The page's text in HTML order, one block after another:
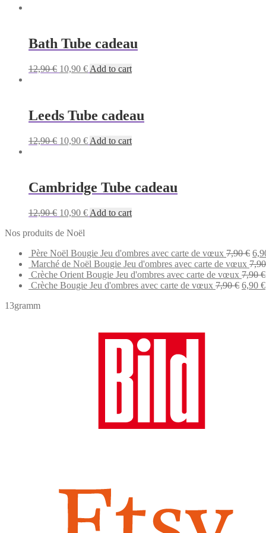
Bath Tube cadeau
12,90€ Original
10,90 €Current
Add to cart
Leeds Tube cadeau
12,90€ Original
10,90 €Current
Add to cart
Cambridge Tube cadeau
12,90€ Original
was:
10,90 €Current
Add to cart
Nos produits de Noël
Père Noël Bougie Jeu d'ombres avec carte de vœux 7,90€
Marché de Noël Bougie Jeu d'ombres avec carte de vœux
Crèche Orient Bougie Jeu d'ombres avec carte de vœux 7,90€
Crèche Bougie Jeu d'ombres avec carte de vœux 7,90€ 6,90 €
13gramm